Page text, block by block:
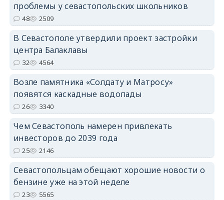
проблемы у севастопольских школьников
48 2509
В Севастополе утвердили проект застройки
центра Балаклавы
32 4564
Возле памятника «Солдату и Матросу»
появятся каскадные водопады
26 3340
Чем Севастополь намерен привлекать
инвесторов до 2039 года
25 2146
Севастопольцам обещают хорошие новости о
бензине уже на этой неделе
23 5565